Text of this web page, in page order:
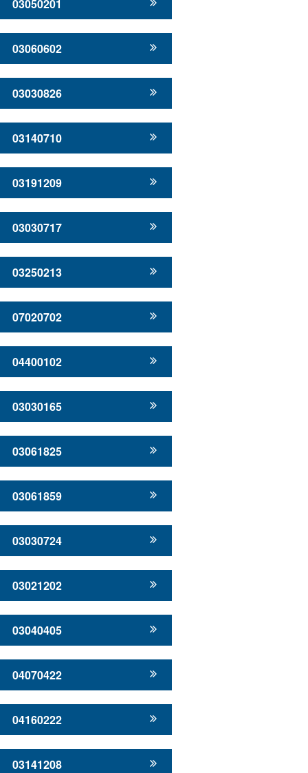
03050201
03060602
03030826
03140710
03191209
03030717
03250213
07020702
04400102
03030165
03061825
03061859
03030724
03021202
03040405
04070422
04160222
03141208